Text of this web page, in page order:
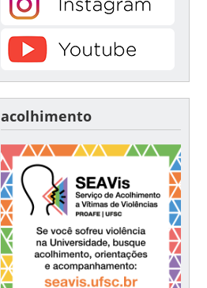
acolhimento